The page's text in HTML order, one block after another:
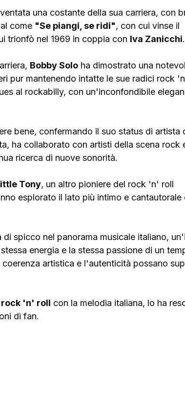
una costante della sua carriera, con
come "Se piangi, se ridi", con cui vinse il
trionfò nel 1969 in coppia con Iva Zanicchi.
Bobby Solo ha dimostrato una
pur mantenendo intatte le sue radici rock
al rockabilly, con un'inconfondibile
bene, confermando il suo status di artista
ha collaborato con artisti della scena rock
ricerca di nuove sonorità.
Tony, un altro pioniere del rock 'n' roll
esplorato il lato più intimo e cantautorale
di spicco nel panorama musicale italiano,
energia e la stessa passione di un
artistica e l'autenticità possano
rock 'n' roll con la melodia italiana, lo ha
di fan.